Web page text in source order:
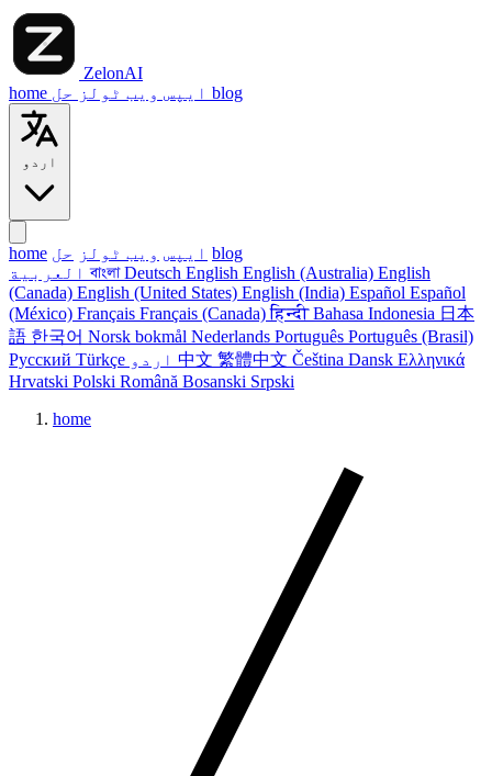
ZelonAI
home
ایپس ویب ٹولز blog
اردو
home ایپس ویب ٹولز حل
blog
العربيةবাংলাDeutsch English English (Australia) English
(Canada) English (United States) English (India) Español Español
(México) Français Français (Canada)हिन्दीBahasa Indonesia 日本
語 한국어 Norsk bokmål Nederlands Português Português (Brasil)
Русский Türkçe 中文 繁體中文 Čeština Dansk Ελληνικά
Hrvatski Polski Română Bosanski Srpski
home